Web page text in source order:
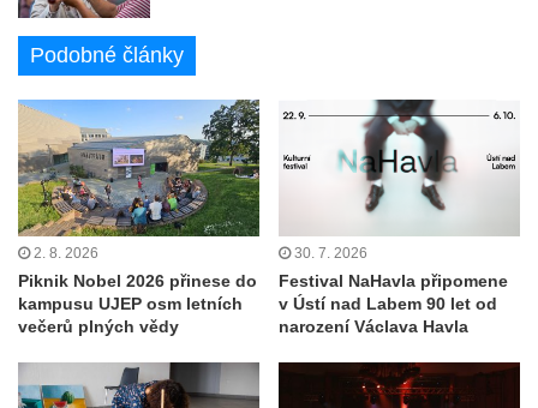
Podobné články
2. 8. 2026
Piknik Nobel 2026 přinese do
kampusu UJEP osm letních
večerů plných vědy
30. 7. 2026
Festival NaHavla připomene
v Ústí nad Labem 90 let od
narození Václava Havla